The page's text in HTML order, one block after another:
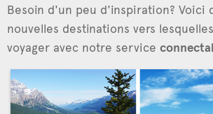
Besoin d'un peu d'inspiration? Voici
nouvelles destinations vers
voyager avec notre service